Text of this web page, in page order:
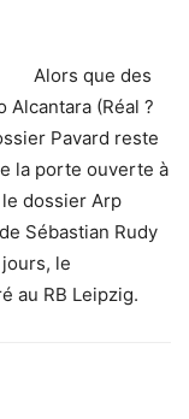
Alors que des
(Réal ?
Pavard reste
la porte ouverte à
dossier Arp
Sébastian Rudy
le
au RB Leipzig.